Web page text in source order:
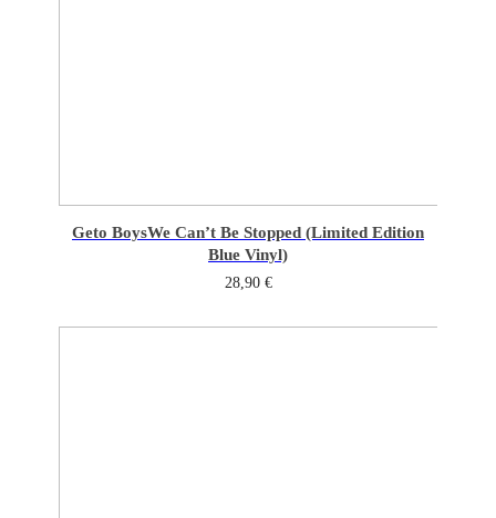
Geto BoysWe Can’t Be Stopped (Limited Edition
Blue Vinyl)
28,90 €